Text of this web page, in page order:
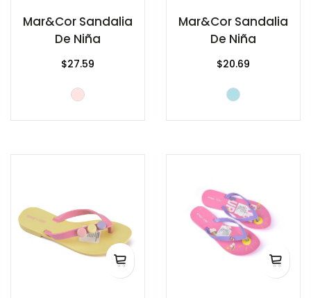
Mar&Cor Sandalia
De Niña
$27.59
Mar&Cor Sandalia
De Niña
$20.69